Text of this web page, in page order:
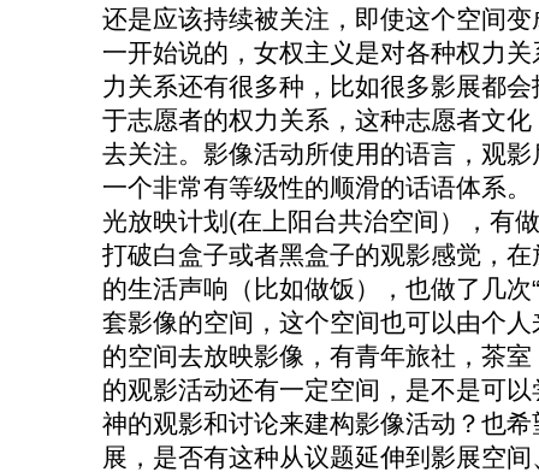
还是应该持续被关注，即使这个空间
一开始说的，女权主义是对各种权力
力关系还有很多种，比如很多影展都
于志愿者的权力关系，这种志愿者文
去关注。影像活动所使用的语言，观
一个非常有等级性的顺滑的话语体系
光放映计划(在上阳台共治空间），有
打破白盒子或者黑盒子的观影感觉，
的生活声响（比如做饭），也做了几次
套影像的空间，这个空间也可以由个
的空间去放映影像，有青年旅社，茶
的观影活动还有一定空间，是不是可
神的观影和讨论来建构影像活动？也
展，是否有这种从议题延伸到影展空